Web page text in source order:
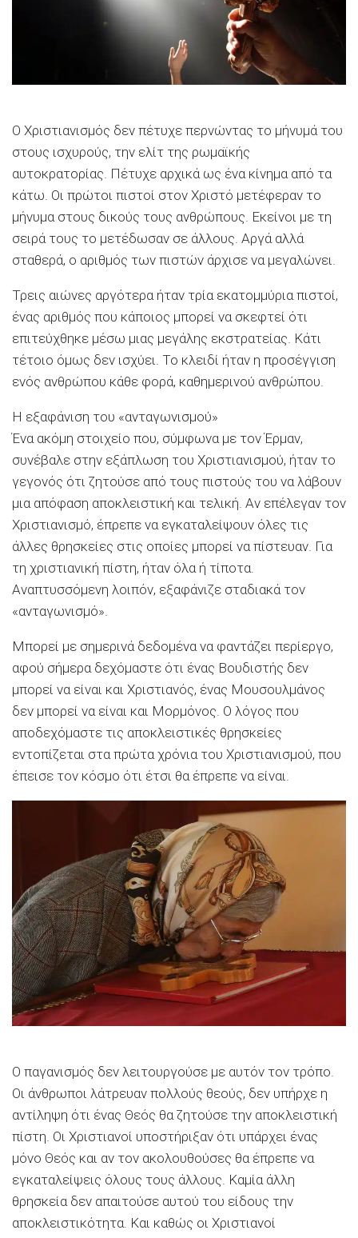
Ο Χριστιανισμός δεν πέτυχε περνώντας το μήνυμά του
στους ισχυρούς, την ελίτ της ρωμαϊκής
αυτοκρατορίας. Πέτυχε αρχικά ως ένα κίνημα από τα
κάτω. Οι πρώτοι πιστοί στον Χριστό μετέφεραν το
μήνυμα στους δικούς τους ανθρώπους. Εκείνοι με τη
σειρά τους το μετέδωσαν σε άλλους. Αργά αλλά
σταθερά, ο αριθμός των πιστών άρχισε να μεγαλώνει.
Τρεις αιώνες αργότερα ήταν τρία εκατομμύρια πιστοί,
ένας αριθμός που κάποιος μπορεί να σκεφτεί ότι
επιτεύχθηκε μέσω μιας μεγάλης εκστρατείας. Κάτι
τέτοιο όμως δεν ισχύει. Το κλειδί ήταν η προσέγγιση
ενός ανθρώπου κάθε φορά, καθημερινού ανθρώπου.
Η εξαφάνιση του «ανταγωνισμού»
Ένα ακόμη στοιχείο που, σύμφωνα με τον Έρμαν,
συνέβαλε στην εξάπλωση του Χριστιανισμού, ήταν το
γεγονός ότι ζητούσε από τους πιστούς του να λάβουν
μια απόφαση αποκλειστική και τελική. Αν επέλεγαν τον
Χριστιανισμό, έπρεπε να εγκαταλείψουν όλες τις
άλλες θρησκείες στις οποίες μπορεί να πίστευαν. Για
τη χριστιανική πίστη, ήταν όλα ή τίποτα.
Αναπτυσσόμενη λοιπόν, εξαφάνιζε σταδιακά τον
«ανταγωνισμό».
Μπορεί με σημερινά δεδομένα να φαντάζει περίεργο,
αφού σήμερα δεχόμαστε ότι ένας Βουδιστής δεν
μπορεί να είναι και Χριστιανός, ένας Μουσουλμάνος
δεν μπορεί να είναι και Μορμόνος. Ο λόγος που
αποδεχόμαστε τις αποκλειστικές θρησκείες
εντοπίζεται στα πρώτα χρόνια του Χριστιανισμού, που
έπεισε τον κόσμο ότι έτσι θα έπρεπε να είναι.
Ο παγανισμός δεν λειτουργούσε με αυτόν τον τρόπο.
Οι άνθρωποι λάτρευαν πολλούς θεούς, δεν υπήρχε η
αντίληψη ότι ένας Θεός θα ζητούσε την αποκλειστική
πίστη. Οι Χριστιανοί υποστήριξαν ότι υπάρχει ένας
μόνο Θεός και αν τον ακολουθούσες θα έπρεπε να
εγκαταλείψεις όλους τους άλλους. Καμία άλλη
θρησκεία δεν απαιτούσε αυτού του είδους την
αποκλειστικότητα. Και καθώς οι Χριστιανοί